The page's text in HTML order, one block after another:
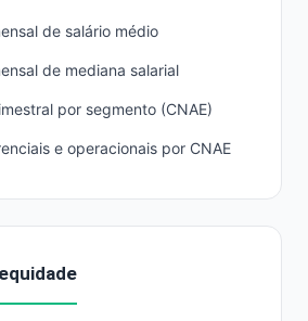
de salário médio
de mediana salarial
por segmento (CNAE)
e operacionais por CNAE